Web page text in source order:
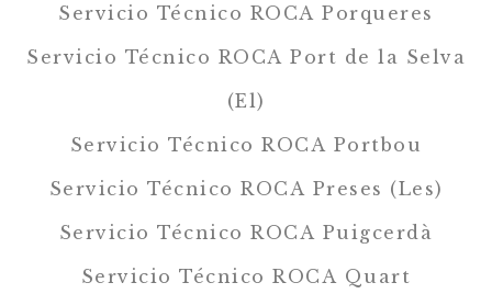
Servicio Técnico ROCA Porqueres
Servicio Técnico ROCA Port de la Selva
(El)
Servicio Técnico ROCA Portbou
Servicio Técnico ROCA Preses (Les)
Servicio Técnico ROCA Puigcerdà
Servicio Técnico ROCA Quart